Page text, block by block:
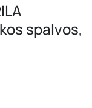
spalvos,